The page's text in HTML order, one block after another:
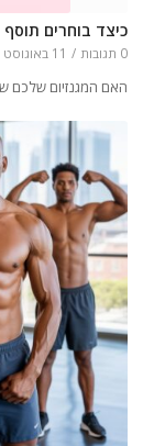
כיצד בוחרים תוסף
0 תגובות / 11 באוגוסט 2025
האם המגנזיום שלכם